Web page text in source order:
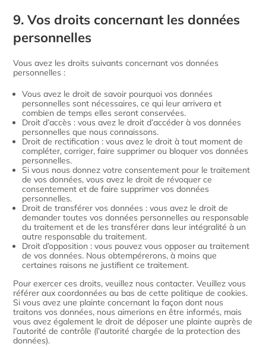
9. Vos droits concernant les données
personnelles
Vous avez les droits suivants concernant vos données
personnelles :
Vous avez le droit de savoir pourquoi vos données
personnelles sont nécessaires, ce qui leur arrivera et
combien de temps elles seront conservées.
Droit d’accès : vous avez le droit d’accéder à vos données
personnelles que nous connaissons.
Droit de rectification : vous avez le droit à tout moment de
compléter, corriger, faire supprimer ou bloquer vos données
personnelles.
Si vous nous donnez votre consentement pour le traitement
de vos données, vous avez le droit de révoquer ce
consentement et de faire supprimer vos données
personnelles.
Droit de transférer vos données : vous avez le droit de
demander toutes vos données personnelles au responsable
du traitement et de les transférer dans leur intégralité à un
autre responsable du traitement.
Droit d’opposition : vous pouvez vous opposer au traitement
de vos données. Nous obtempérerons, à moins que
certaines raisons ne justifient ce traitement.
Pour exercer ces droits, veuillez nous contacter. Veuillez vous
référer aux coordonnées au bas de cette politique de cookies.
Si vous avez une plainte concernant la façon dont nous
traitons vos données, nous aimerions en être informés, mais
vous avez également le droit de déposer une plainte auprès de
l’autorité de contrôle (l’autorité chargée de la protection des
données).